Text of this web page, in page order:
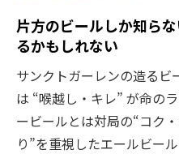
片方のビールしか知ら
るかもしれない
サンクトガーレンの造るビ
は “喉越し・キレ” が命の
ービールとは対局の“コク
り”を重視したエールビー